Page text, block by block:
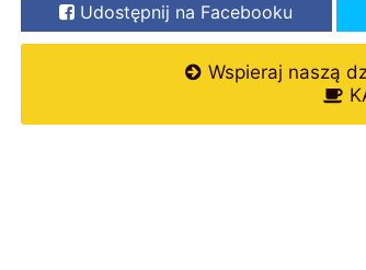
Udostępnij na Facebooku
Wspieraj naszą